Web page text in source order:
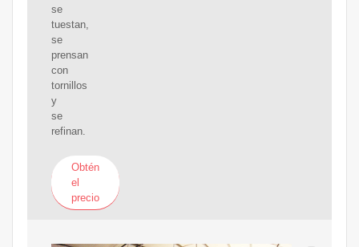
se
tuestan,
se
prensan
con
tornillos
y
se
refinan.
Obtén
el
precio